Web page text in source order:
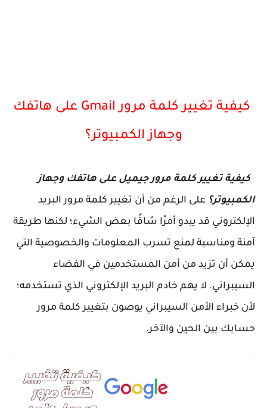
كيفية تغيير كلمة مرور Gmail على هاتفك
وجهاز الكمبيوتر؟
كيفية تغيير كلمة مرور جيميل على هاتفك وجهاز
الكمبيوتر؟ على الرغم من أن تغيير كلمة مرور البريد
الإلكتروني قد يبدو أمرًا شاقًا بعض الشيء؛ لكنها طريقة
آمنة ومناسبة لمنع تسرب المعلومات والخصوصية التي
يمكن أن تزيد من أمن المستخدمين في الفضاء
السيبراني. لا يهم خادم البريد الإلكتروني الذي تستخدمه؛
لأن خبراء الأمن السيبراني يوصون بتغيير كلمة مرور
حسابك بين الحين والآخر.